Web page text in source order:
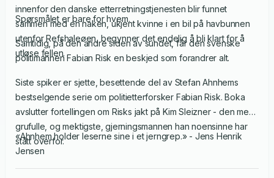
innenfor den danske etterretningstjenesten blir funnet
sammen med en naken, ukjent kvinne i en bil på havbunnen
utenfor Refshaleøen, begynner det endelig å bli klart for å
utløse fellen.
Spørsmålet er bare for hvem.
Samtidig, på den andre siden av sundet, får den svenske
politimannen Fabian Risk en beskjed som forandrer alt.
Siste spiker er sjette, besettende del av Stefan Ahnhems
bestselgende serie om politietterforsker Fabian Risk. Boka
avslutter fortellingen om Risks jakt på Kim Sleizner - den mest
grufulle, og mektigste, gjerningsmannen han noensinne har
stått overfor.
«Ahnhem holder leserne sine i et jerngrep.» - Jens Henrik
Jensen